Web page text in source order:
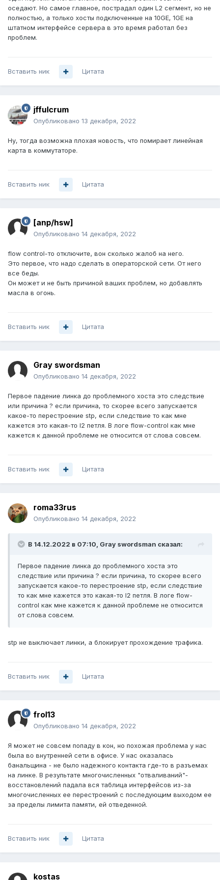
оседают. Но самое главное, пострадал один L2 сегмент, но не
полностью, а только хосты подключенные на 10GE, 1GE на
штатном интерфейсе сервера в это время работал без
проблем.
Вставить ник Цитата
jffulcrum
Опубликовано 13 декабря, 2022
Ну, тогда возможна плохая новость, что помирает линейная
карта в коммутаторе.
Вставить ник Цитата
[anp/hsw]
Опубликовано 14 декабря, 2022
flow control-то отключите, вон сколько жалоб на него.
Это первое, что надо сделать в операторской сети. От него
все беды.
Он может и не быть причиной ваших проблем, но добавлять
масла в огонь.
Вставить ник Цитата
Gray swordsman
Опубликовано 14 декабря, 2022
Первое падение линка до проблемного хоста это следствие
или причина ? если причина, то скорее всего запускается
какое-то перестроение stp, если следствие то как мне
кажется это какая-то l2 петля. В логе flow-control как мне
кажется к данной проблеме не относится от слова совсем.
Вставить ник Цитата
roma33rus
Опубликовано 14 декабря, 2022
В 14.12.2022 в 07:10, Gray swordsman сказал:
Первое падение линка до проблемного хоста это
следствие или причина ? если причина, то скорее всего
запускается какое-то перестроение stp, если следствие
то как мне кажется это какая-то l2 петля. В логе flow-
control как мне кажется к данной проблеме не относится
от слова совсем.
stp не выключает линки, а блокирует прохождение трафика.
Вставить ник Цитата
frol13
Опубликовано 14 декабря, 2022
Я может не совсем попаду в кон, но похожая проблема у нас
была во внутренней сети в офисе. У нас оказалась
банальщина - не было надежного контакта где-то в разъемах
на линке. В результате многочисленных "отваливаний"-
восстановлений падала вся таблица интерфейсов из-за
многочисленных ее перестроений с последующим выходом ее
за пределы лимита памяти, ей отведенной.
Вставить ник Цитата
kostas